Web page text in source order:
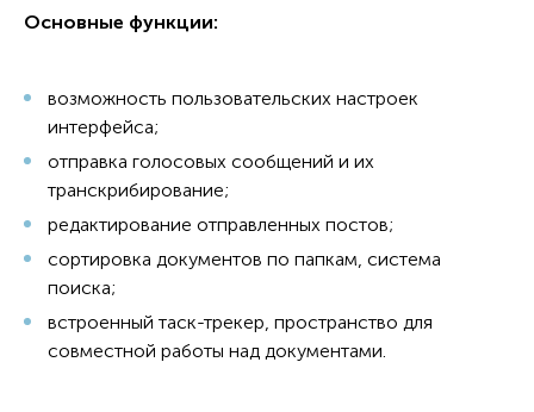
Основные функции:
возможность пользовательских настроек
интерфейса;
отправка голосовых сообщений и их
транскрибирование;
редактирование отправленных постов;
сортировка документов по папкам, система
поиска;
встроенный таск-трекер, пространство для
совместной работы над документами.